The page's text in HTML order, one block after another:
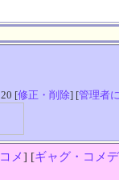
[修正・削除] [管理者
メ] [ギャグ・コメデ